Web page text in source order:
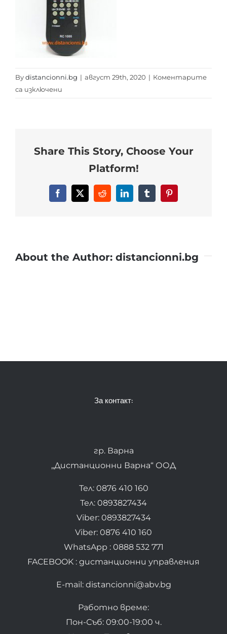
Bydistancionni.bg | август 29th, 2020 | Коментарите
са изключени
Share This Story, Choose Your
Platform!
Facebook
X RedditLinkedInTumblrPinterest
About the Author: distancionni.bg
За контакт:
гр. Варна
„Дистанционни Варна“ ООД
Тел: 0876 410 160
Тел: 0893827434
Viber: 0893827434
Viber: 0876 410 160
WhatsApp : 0888 532 771
FACEBOOK : дистанционни управления
E-mail: distancionni@abv.bg
Работно време:
Пон-Съб: 09:00-19:00 ч.